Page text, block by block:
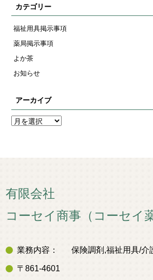
カテゴリー
福祉用具掲示事項
薬局掲示事項
よか茶
お知らせ
アーカイブ
有限会社
コーセイ商事（コーセイ
業務内容： 保険調剤,福祉用具/介
〒861-4601